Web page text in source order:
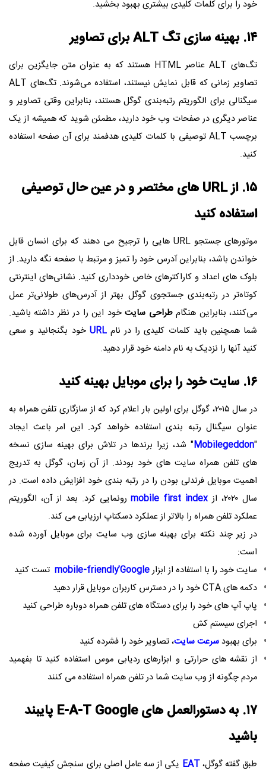
خود را برای کلمات کلیدی بیشتری بهبود بخشید.
۱۴. بهینه سازی تگ ALTبرای تصاویر
تگ‌های ALTعناصر HTML هستند که به عنوان متن جایگزین برای
تصاویر زمانی که قابل نمایش نیستند، استفاده می‌شوند. تگ‌های ALT
سیگنالی برای الگوریتم رتبه‌بندی گوگل هستند، بنابراین وقتی تصاویر و
عناصر دیگری در صفحات وب خود دارید، مطمئن شوید که همیشه از یک
برچسب ALT توصیفی با کلمات کلیدی هدفمند برای آن صفحه استفاده
کنید.
۱۵. از URL های مختصر و در عین حال توصیفی
استفاده کنید
موتورهای جستجوURL هایی را ترجیح می دهند که برای انسان قابل
خواندن باشد، بنابراین آدرس خود را تمیز و مرتبط با صفحه نگه دارید. از
بلوک های اعداد و کاراکترهای خاص خودداری کنید. نشانی‌های اینترنتی
کوتاه‌تر در رتبه‌بندی جستجوی گوگل بهتر از آدرس‌های طولانی‌تر عمل
می‌کنند، بنابراین هنگامطراحی سایتخود این را در نظر داشته باشید.
شما همچنین باید کلمات کلیدی را در نامURL خود بگنجانید و سعی
کنید آنها را نزدیک به نام دامنه خود قرار دهید.
۱۶. سایت خود را برای موبایل بهینه کنید
در سال ۲۰۱۵، گوگل برای اولین بار اعلام کرد که از سازگاری تلفن همراه به
عنوان سیگنال رتبه بندی استفاده خواهد کرد. این امر باعث ایجاد
"
Mobilegeddon" شد، زیرا برندها در تلاش برای بهینه سازی نسخه
های تلفن همراه سایت های خود بودند. از آن زمان، گوگل به تدریج
اهمیت موبایل فرندلی بودن را در رتبه بندی خود افزایش داده است. در
سال ۲۰۲۰، از
index
mobile firstرونمایی کرد. بعد از آن، الگوریتم
عملکرد تلفن همراه را بالاتر از عملکرد دسکتاپ ارزیابی می کند.
در زیر چند نکته برای بهینه سازی وب سایت برای موبایل آورده شده
است:
سایت خود را با استفاده از ابزارGoogle
’
mobile-friendly تست کنید
دکمه هایCTAخود را در دسترس کاربران موبایل قرار دهید
پاپ آپ های خود را برای دستگاه های تلفن همراه دوباره طراحی کنید
اجرای سیستم کش
برای بهبود سرعت سایت، تصاویر خود را فشرده کنید
از نقشه های حرارتی و ابزارهای ردیابی موس استفاده کنید تا بفهمید
مردم چگونه از وب سایت شما در تلفن همراه استفاده می کنند
۱۷. به دستورالعمل های E-A-T Google پایبند
باشید
طبق گفته گوگل،EAT یکی از سه عامل اصلی برای سنجش کیفیت صفحه